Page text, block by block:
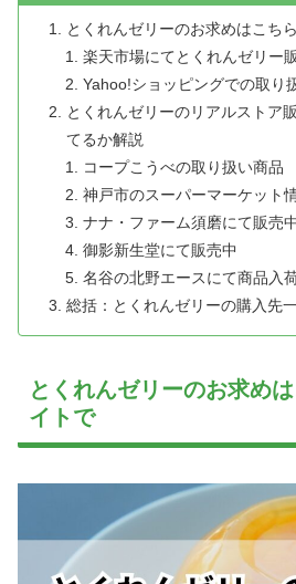
とくれんゼリーのお求めはこち
楽天市場にてとくれんゼリー
Yahoo!ショッピングでの取り
とくれんゼリーのリアルストア
てるか解説
コープこうべの取り扱い商品
神戸市のスーパーマーケット
ナナ・ファーム須磨にて販売
御影新生堂にて販売中
名谷の北野エースにて商品入
総括：とくれんゼリーの購入先
とくれんゼリーのお求め
イトで